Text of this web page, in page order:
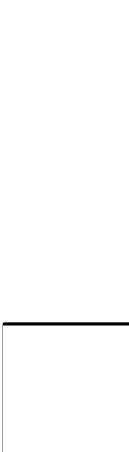
Ce site utilise des cookies
expérience utilisateur
vous acceptez l'utilisation de